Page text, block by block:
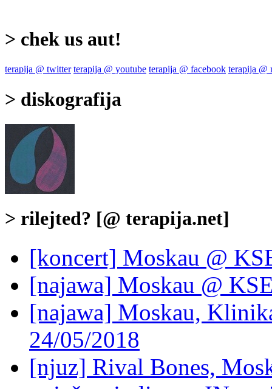
> chek us aut!
terapija @ twitter terapija @ youtube terapija @ facebook terapija @
> diskografija
> rilejted? [@ terapija.net]
[koncert] Moskau @
[najawa] Moskau @
[najawa] Moskau,
24/05/2018
[njuz] Rival Bones,